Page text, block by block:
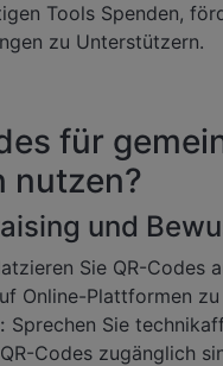
Tools Spenden,
zu Unterstützern.
für
nutzen?
und
Sie QR-Codes
Online-Plattformen
Sprechen Sie
Codes zugänglich